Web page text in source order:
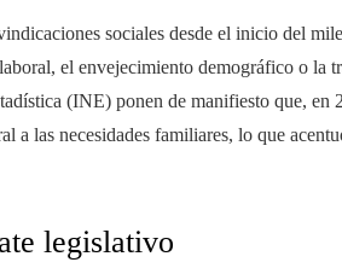
sociales desde el inicio del
el envejecimiento demográfico o la
(INE) ponen de manifiesto que, en
a las necesidades familiares, lo que
legislativo